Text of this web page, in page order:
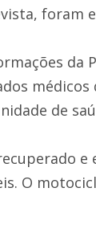
foram
da
de
e
O